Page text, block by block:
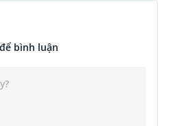
để bình luận